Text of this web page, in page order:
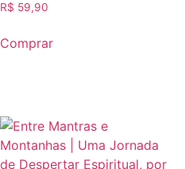
R$ 59,90
Comprar